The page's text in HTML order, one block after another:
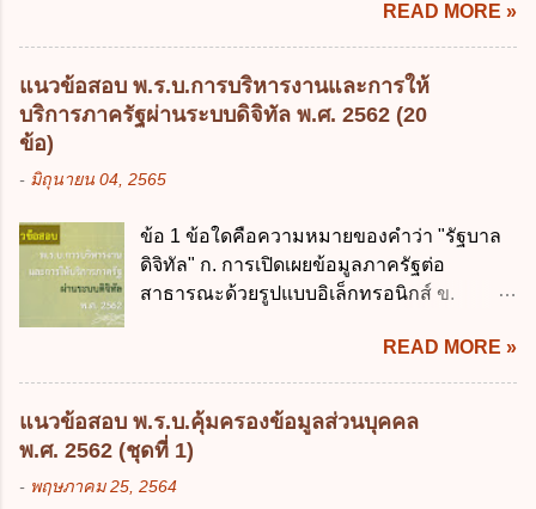
ประมาณ พ.ศ. 2561 2. นายกรัฐมนตรีเป็นผู้
รักษาการตามพระราช บัญญัติวิธีการงบ
ประมาณ พ.ศ. 2561 3. รัฐมนตรีว่าการ
กระทรวงการคลัง เป็นผู้รักษาการตามพระ
โปร่งใสและตรวจสอบได้ ข้อ 4. พระราช
บัญญัติวิธีการงบประมาณ พ.ศ. 2561 บัญญัติ
ให้การบริหา...
เศรษฐกิจ ค. หลักการพัฒนาทางเศรษฐกิจ
อย่างยั่งยืน ง. หลักความเป็นธรรมในสังคม ข้อ
2 สัดส่วนหนี้สาธารณะต่อผลิตภัณฑ์มวลรวม
ในประเทศเพื่อใช้เป็นกรอบในการบริหารหนี้
สาธารณะเป็นไปตามข้อใด ก. ไม่เกินร้อยละ 5
เกินร้อยละ 60 ข้อ 3 กฎหมายว่าด้วยวินัยการ
กฎหมายที่ให้จัดเก็บภาษีอากรหรือค่า
ธรรมเนียมเพิ่มขึ้นจากที่กำหนดไว้ในกฎหมาย
เพื่อการนำไปใช้จ่ายตามวัตถุประสงค์หรือเพื่อ
ข้อใด ก. เป็นไปตามความต้องการของชุมชน
ข. เพื่อป็นรายได้ขององค์กรปกครองส่วนท้อง
ถิ่น ค. มีเหตุจำเป็นหรือเหตุฉุกเฉินที่มิอาจหลีก
เลี่ยงได้ ง. สอดคล้องกับยุทธศาสตร์ชาติ ข้อ 4
READ MORE »
แนวข้อสอบ พ.ร.บ.การบริหารงานและการให้
บริการภาครัฐผ่านระบบดิจิทัล พ.ศ. 2562 (20
ข้อ)
- มิถุนายน 04, 2565
ข้อ 1 ข้อใดคือความหมายของคำว่า "รัฐบาล
ดิจิทัล" ก. การเปิดเผยข้อมูลภาครัฐต่อ
สาธารณะด้วยรูปแบบอิเล็กทรอนิกส์ ข.
การบริหารงาน การให้บริการ การบูรณาการ
ข้อมูลภาครัฐ ค. วิธีการนำสัญลักษณ์ศูนย์และ
หนึ่ง เพื่อใช้สร้างระบบต่าง ๆ ง. สำนักงาน
พัฒนารัฐบาลดิจิทัล (องค์การมหาชน) ข้อ 2
การบริหารงานภาครัฐและการจัดทำบริการ
สาธารณะผ่านระบบดิจิทัล ต้องมีวัตถุประสงค์
READ MORE »
แนวข้อสอบ พ.ร.บ.คุ้มครองข้อมูลส่วนบุคคล
พ.ศ. 2562 (ชุดที่ 1)
- พฤษภาคม 25, 2564